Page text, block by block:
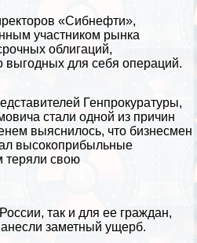
«Сибнефти»,
участником рынка
облигаций,
для себя операций.
Генпрокуратуры,
стали одной из причин
выяснилось, что бизнесмен
высокоприбыльные
теряли свою
России, так и для ее граждан,
заметный ущерб.